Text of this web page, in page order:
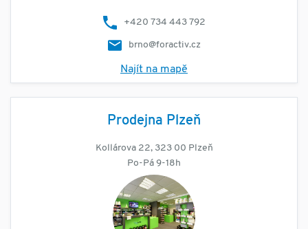
+420 734 443 792
brno@foractiv.cz
Najít na mapě
Prodejna Plzeň
Kollárova 22, 323 00 Plzeň
Po-Pá 9-18h